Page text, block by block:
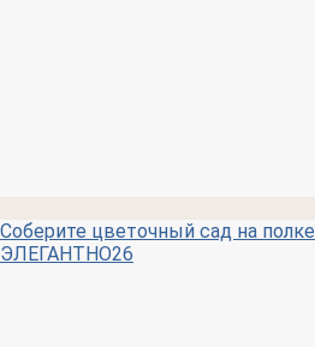
Соберите цветочный сад на полке
ЭЛЕГАНТНО26